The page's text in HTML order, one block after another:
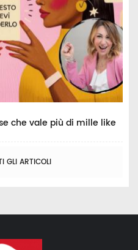
che vale più di mille like
GLI ARTICOLI